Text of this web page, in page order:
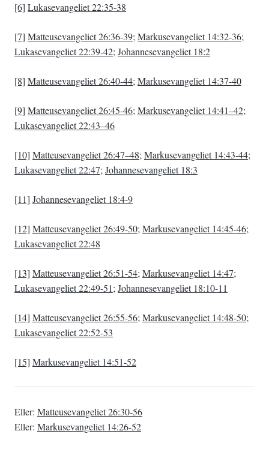
[6] Lukasevangeliet 22:35-38
[7] Matteusevangeliet 26:36-39;Markusevangeliet 14:32-36;
Lukasevangeliet 22:39-42;Johannesevangeliet 18:2
[8] Matteusevangeliet 26:40-44;Markusevangeliet 14:37-40
[9] Matteusevangeliet 26:45-46;Markusevangeliet 14:41–42;
Lukasevangeliet 22:43–46
[10] Matteusevangeliet 26:47–48;Markusevangeliet 14:43-44;
Lukasevangeliet 22:47;Johannesevangeliet 18:3
[11] Johannesevangeliet 18:4-9
[12] Matteusevangeliet 26:49-50;Markusevangeliet 14:45-46;
Lukasevangeliet 22:48
[13] Matteusevangeliet 26:51-54;Markusevangeliet 14:47;
Lukasevangeliet 22:49-51;Johannesevangeliet 18:10-11
[14] Matteusevangeliet 26:55-56;Markusevangeliet 14:48-50;
Lukasevangeliet 22:52-53
[15] Markusevangeliet 14:51-52
Eller: Matteusevangeliet 26:30-56
Eller: Markusevangeliet 14:26-52